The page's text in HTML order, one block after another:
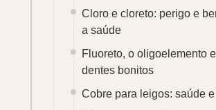
Cloro e cloreto: perigo e
a saúde
Fluoreto, o oligoelemento
dentes bonitos
Cobre para leigos: saúde